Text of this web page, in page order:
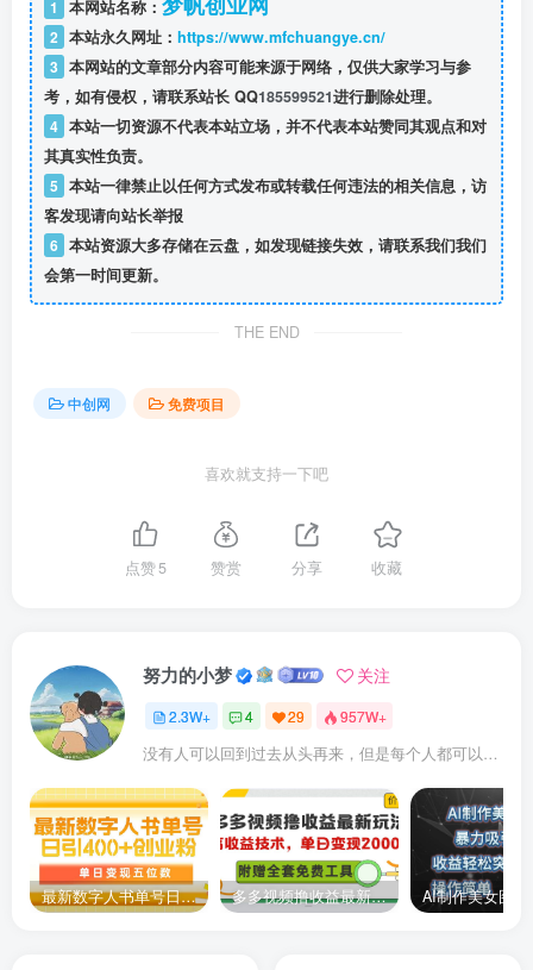
1 本网站名称：
2 本站永久网址： https://www.mfchuangye.cn/
3 本网站的文章部分内容可能来源于网络，仅供大家学习与参
考，如有侵权，请联系站长 QQ185599521进行删除处理。
4 本站一切资源不代表本站立场，并不代表本站赞同其观点和对
其真实性负责。
5 本站一律禁止以任何方式发布或转载任何违法的相关信息，访
客发现请向站长举报
6 本站资源大多存储在云盘，如发现链接失效，请联系我们我们
会第一时间更新。
THE END
中创网 免费项目
喜欢就支持一下吧
点赞5 赞赏 分享 收藏
努力的小梦 关注
2.3W+ 4 29 957W+
没有人可以回到过去从头再来，但是每个人都可以从今天开始，创造一个全新的结局
最新数字人书单号日400+创业粉，单日变现五位数，市面卖5980附软件和详… 多多视频撸收益最新玩法，高收益技术，单日变现2000+，附赠全套技术资料